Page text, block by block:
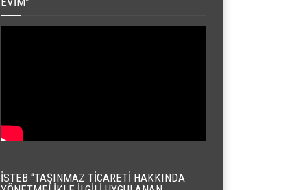
İSTEB “TAŞINMAZ TICARETI HAKKINDA